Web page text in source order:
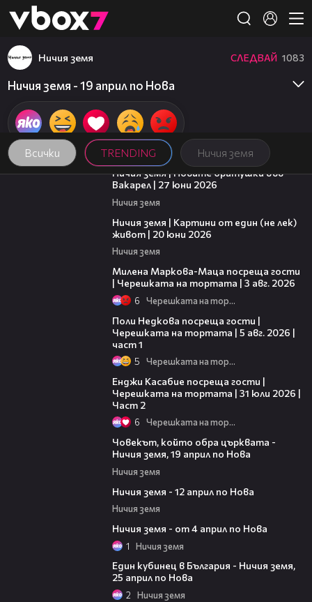
👾
Всички TRENDING Ничия земя
Ничия земя СЛЕДВАЙ 1083
Ничия земя - 19 април по Нова
47:07
Ничия земя | Новите братушки във
Вакарел | 27 юни 2026
Ничия земя
Ничия земя | Картини от един (не лек)
живот | 20 юни 2026
Ничия земя
Милена Маркова-Маца посреща гости
| Черешката на тортата | 3 авг. 2026
6 Черешката на тортата
Поли Недкова посреща гости |
Черешката на тортата | 5 авг. 2026 |
част 1
5 Черешката на тортата
Енджи Касабие посреща гости |
Черешката на тортата | 31 юли 2026 |
Част 2
6 Черешката на тортата
Човекът, който обра църквата -
Ничия земя, 19 април по Нова
Ничия земя
Ничия земя - 12 април по Нова
Ничия земя
Ничия земя - от 4 април по Нова
1 Ничия земя
Един кубинец в България - Ничия земя,
25 април по Нова
2 Ничия земя